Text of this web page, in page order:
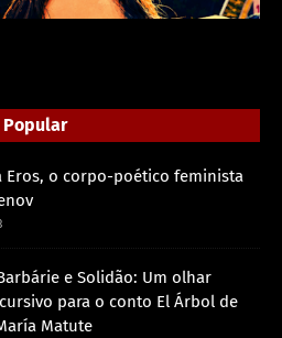
Popular
Eros, o corpo-poético feminista
e Solidão: Um olhar
para o conto El Árbol de
Matute